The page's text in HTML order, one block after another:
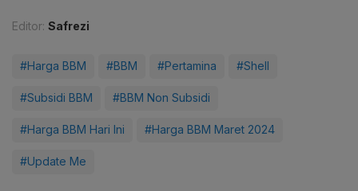
Editor: Safrezi
#Harga BBM #BBM #Pertamina #Shell
#Subsidi BBM #BBM Non Subsidi
#Harga BBM Hari Ini #Harga BBM Maret 2024
#Update Me